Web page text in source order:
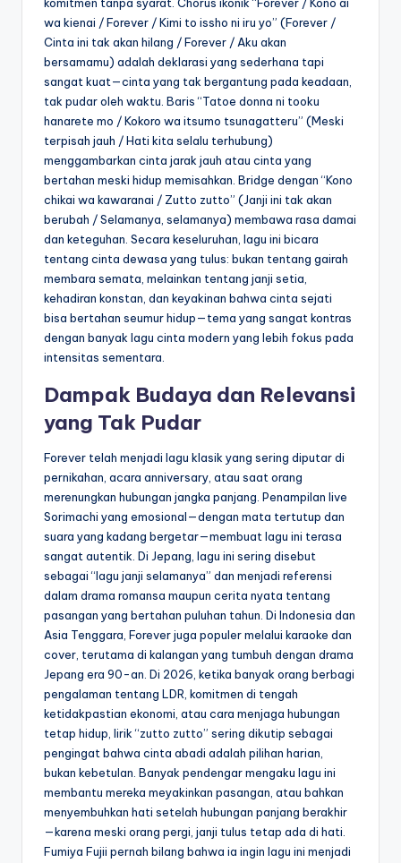
komitmen tanpa syarat. Chorus ikonik “Forever / Kono ai
wa kienai / Forever / Kimi to issho ni iru yo” (Forever /
Cinta ini tak akan hilang / Forever / Aku akan
bersamamu) adalah deklarasi yang sederhana tapi
sangat kuat—cinta yang tak bergantung pada keadaan,
tak pudar oleh waktu. Baris “Tatoe donna ni tooku
hanarete mo / Kokoro wa itsumo tsunagatteru” (Meski
terpisah jauh / Hati kita selalu terhubung)
menggambarkan cinta jarak jauh atau cinta yang
bertahan meski hidup memisahkan. Bridge dengan “Kono
chikai wa kawaranai / Zutto zutto” (Janji ini tak akan
berubah / Selamanya, selamanya) membawa rasa damai
dan keteguhan. Secara keseluruhan, lagu ini bicara
tentang cinta dewasa yang tulus: bukan tentang gairah
membara semata, melainkan tentang janji setia,
kehadiran konstan, dan keyakinan bahwa cinta sejati
bisa bertahan seumur hidup—tema yang sangat kontras
dengan banyak lagu cinta modern yang lebih fokus pada
intensitas sementara.
Dampak Budaya dan Relevansi
yang Tak Pudar
Forever telah menjadi lagu klasik yang sering diputar di
pernikahan, acara anniversary, atau saat orang
merenungkan hubungan jangka panjang. Penampilan live
Sorimachi yang emosional—dengan mata tertutup dan
suara yang kadang bergetar—membuat lagu ini terasa
sangat autentik. Di Jepang, lagu ini sering disebut
sebagai “lagu janji selamanya” dan menjadi referensi
dalam drama romansa maupun cerita nyata tentang
pasangan yang bertahan puluhan tahun. Di Indonesia dan
Asia Tenggara, Forever juga populer melalui karaoke dan
cover, terutama di kalangan yang tumbuh dengan drama
Jepang era 90-an. Di 2026, ketika banyak orang berbagi
pengalaman tentang LDR, komitmen di tengah
ketidakpastian ekonomi, atau cara menjaga hubungan
tetap hidup, lirik “zutto zutto” sering dikutip sebagai
pengingat bahwa cinta abadi adalah pilihan harian,
bukan kebetulan. Banyak pendengar mengaku lagu ini
membantu mereka meyakinkan pasangan, atau bahkan
menyembuhkan hati setelah hubungan panjang berakhir
—karena meski orang pergi, janji tulus tetap ada di hati.
Fumiya Fujii pernah bilang bahwa ia ingin lagu ini menjadi